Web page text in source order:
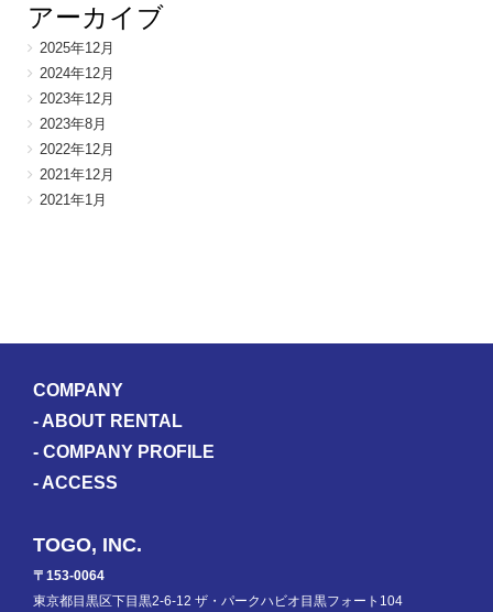
アーカイブ
2025年12月
2024年12月
2023年12月
2023年8月
2022年12月
2021年12月
2021年1月
COMPANY
- ABOUT RENTAL
- COMPANY PROFILE
- ACCESS
TOGO, INC.
〒153-0064
東京都目黒区下目黒2-6-12 ザ・パークハビオ目黒フォート104